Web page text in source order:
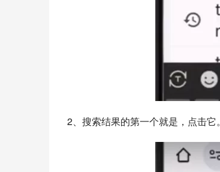
2、搜索结果的第一个就是，点击它。